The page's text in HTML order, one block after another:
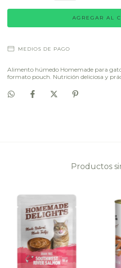
MEDIOS DE PAGO
Alimento húmedo Homemade para
formato pouch. Nutrición deliciosa y
Productos